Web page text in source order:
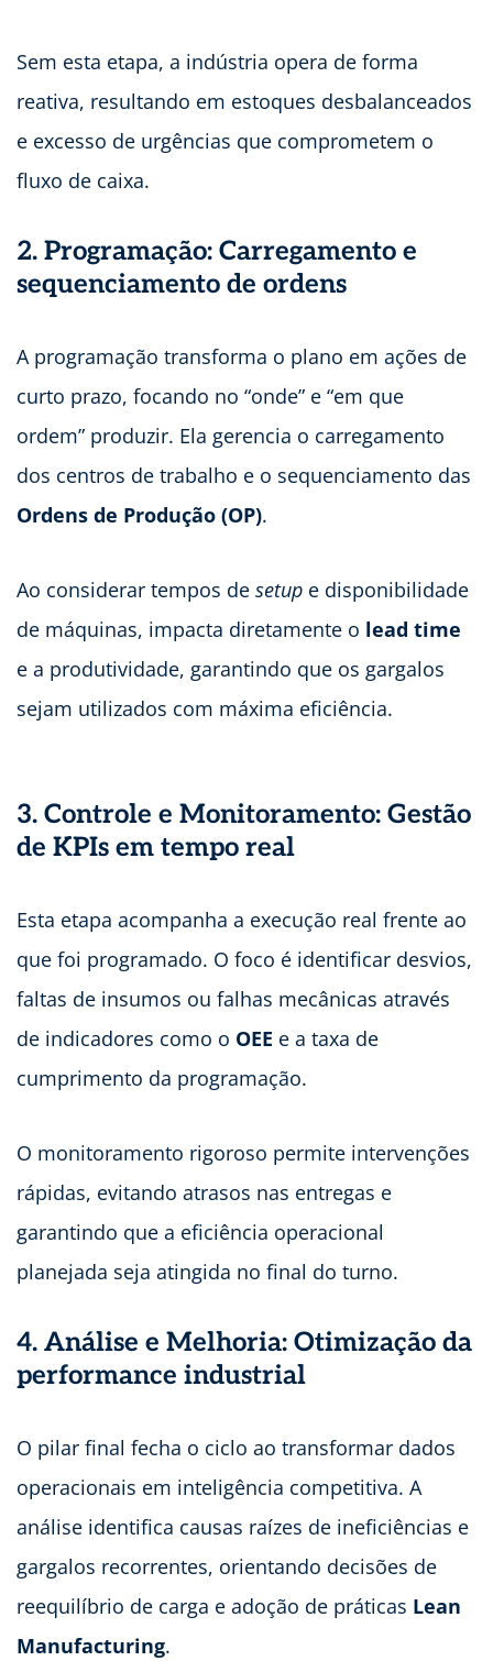
Sem esta etapa, a indústria opera de forma
reativa, resultando em estoques desbalanceados
e excesso de urgências que comprometem o
fluxo de caixa.
2. Programação: Carregamento e
sequenciamento de ordens
A programação transforma o plano em ações de
curto prazo, focando no “onde” e “em que
ordem” produzir. Ela gerencia o carregamento
dos centros de trabalho e o sequenciamento das
Ordens de Produção (OP).
Ao considerar tempos de setup e disponibilidade
de máquinas, impacta diretamente o lead time
e a produtividade, garantindo que os gargalos
sejam utilizados com máxima eficiência.
3. Controle e Monitoramento: Gestão
de KPIs em tempo real
Esta etapa acompanha a execução real frente ao
que foi programado. O foco é identificar desvios,
faltas de insumos ou falhas mecânicas através
de indicadores como o OEE e a taxa de
cumprimento da programação.
O monitoramento rigoroso permite intervenções
rápidas, evitando atrasos nas entregas e
garantindo que a eficiência operacional
planejada seja atingida no final do turno.
4. Análise e Melhoria: Otimização da
performance industrial
O pilar final fecha o ciclo ao transformar dados
operacionais em inteligência competitiva. A
análise identifica causas raízes de ineficiências e
gargalos recorrentes, orientando decisões de
reequilíbrio de carga e adoção de práticas Lean
Manufacturing.